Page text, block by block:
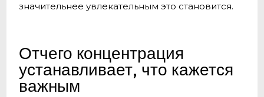
значительнее увлекательным это становится.
Отчего концентрация
устанавливает, что кажется
важным